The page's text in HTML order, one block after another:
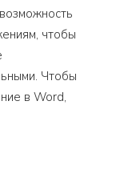
чтобы
Чтобы
в Word,